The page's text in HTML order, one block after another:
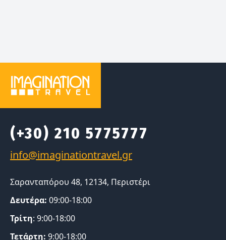
(+30) 210 5775777
Σαρανταπόρου 48, 12134, Περιστέρι
Δευτέρα: 09:00-18:00
Τρίτη: 9:00-18:00
Τετάρτη: 9:00-18:00